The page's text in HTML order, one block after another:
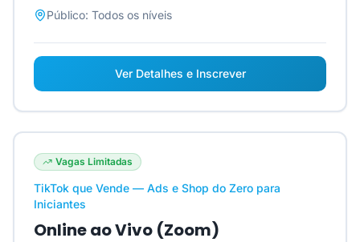
Público: Todos os níveis
Ver Detalhes e Inscrever
Vagas Limitadas
TikTok que Vende — Ads e Shop do Zero para
Iniciantes
Online ao Vivo (Zoom)